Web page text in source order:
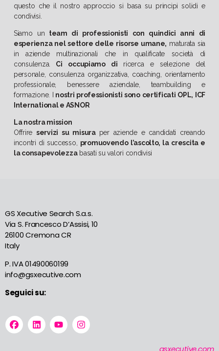
questo che il nostro approccio si basa su principi solidi e
condivisi.
Siamo un team di professionisti con quindici anni di
esperienza nel settore delle risorse umane, maturata sia
in aziende multinazionali che in qualificate società di
consulenza.
Ci occupiamo di ricerca e selezione del
personale, consulenza organizzativa, coaching, orientamento
professionale, benessere aziendale, teambuilding e
formazione. I
nostri professionisti sono certificati OPL, ICF
International e ASNOR
La nostra mission
Offrireservizi su misura per aziende e candidati creando
incontri di successo, promuovendo l’ascolto, la crescita e
la consapevolezzabasati su valori condivisi
GS Xecutive Search S.a.s.
Via S. Francesco D’Assisi, 10
26100 Cremona CR
Italy
P. IVA 01490060199
info@gsxecutive.com
Seguici su:
gsxecutive.com